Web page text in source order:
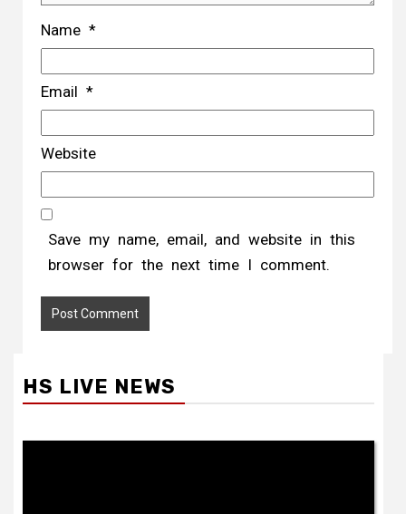
Name *
Email *
Website
Save my name, email, and website in this
browser for the next time I comment.
HS LIVE NEWS